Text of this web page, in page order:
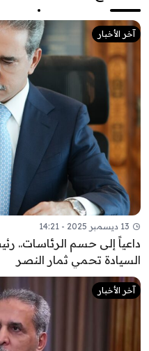
آخر الأخبار
13 ديسمبر 2025 - 14:21
داعياً إلى حسم الرئاسات..
السيادة تحمي ثمار النصر
آخر الأخبار